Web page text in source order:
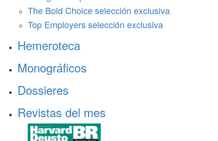
The Bold Choice selección exclusiva
Top Employers selección exclusiva
Hemeroteca
Monográficos
Dossieres
Revistas del mes